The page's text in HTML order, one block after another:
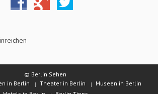
© Berlin Sehen
in Berlin
Theater in Berlin
Museen in Berlin